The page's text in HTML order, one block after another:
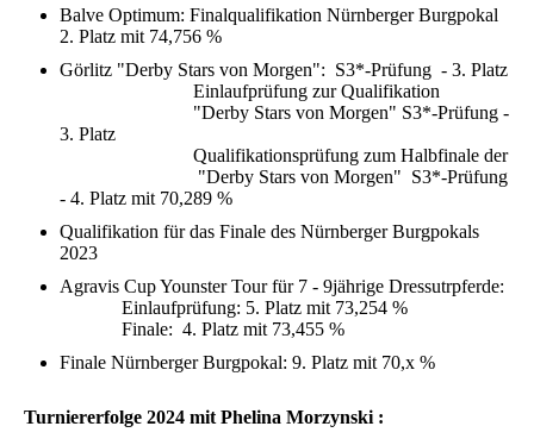
Balve Optimum: Finalqualifikation Nürnberger Burgpokal
2. Platz mit 74,756 %
Görlitz "Derby Stars von Morgen": S3*-Prüfung - 3. Platz
Einlaufprüfung zur Qualifikation
"Derby Stars von Morgen" S3*-Prüfung -
3. Platz
Qualifikationsprüfung zum Halbfinale der
"Derby Stars von Morgen" S3*-Prüfung
- 4. Platz mit 70,289 %
Qualifikation für das Finale des Nürnberger Burgpokals
2023
Agravis Cup Younster Tour für 7 - 9jährige Dressutrpferde:
Einlaufprüfung: 5. Platz mit 73,254 %
Finale: 4. Platz mit 73,455 %
Finale Nürnberger Burgpokal: 9. Platz mit 70,x %
Turniererfolge 2024 mit Phelina Morzynski :